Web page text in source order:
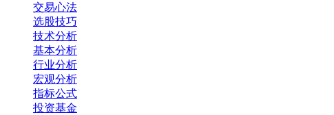
交易心法
选股技巧
技术分析
基本分析
行业分析
宏观分析
指标公式
投资基金